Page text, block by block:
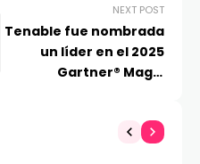
NEXT POST
Tenable fue nombrada
un líder en el 2025
Gartner® Magic
Platforms